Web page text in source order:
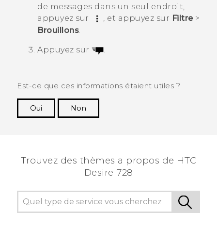
de messages dans un seul endroit,
appuyez sur
, et appuyez sur Filtre>
Brouillons.
Appuyez sur .
Est-ce que ces informations étaient utiles ?
Oui
Non
Trouvez des thèmes a propos de HTC
Desire 728